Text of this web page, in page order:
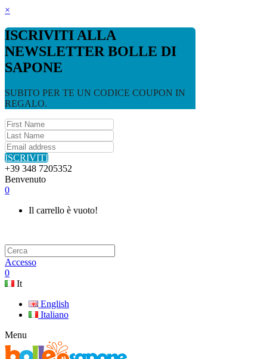
×
ISCRIVITI ALLA
NEWSLETTER BOLLE DI
SAPONE
SUBITO PER TE UN CODICE COUPON IN
REGALO.
ISCRIVITI
+39 348 7205352
Benvenuto
0
Il carrello è vuoto!
Accesso
0
It
English
Italiano
Menu